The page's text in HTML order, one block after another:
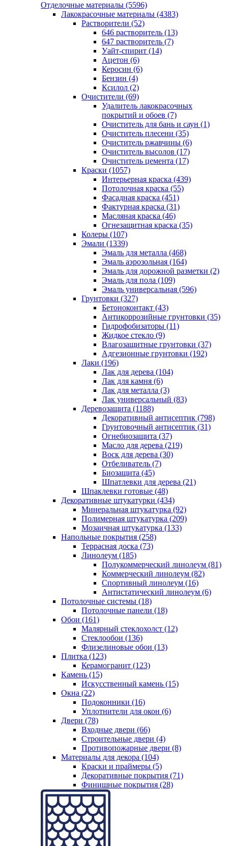
Отделочные материалы (5596)
Лакокрасочные материалы (4383)
Растворители (52)
646 растворитель (13)
647 растворитель (7)
Уайт-спирит (14)
Ацетон (6)
Керосин (6)
Бензин (4)
Ксилол (2)
Очистители (69)
Удалитель лакокрасочных
покрытий и обоев (7)
Очиститель для бань и саун (1)
Очиститель плесени (35)
Очиститель ржавчины (6)
Очиститель высолов (17)
Очиститель цемента (17)
Краски (1057)
Интерьерная краска (439)
Потолочная краска (55)
Фасадная краска (451)
Фактурная краска (31)
Масляная краска (46)
Огнезащитная краска (35)
Колеры (107)
Эмали (1339)
Эмаль для металла (468)
Эмаль аэрозольная (164)
Эмаль для дорожной разметки (2)
Эмаль для пола (109)
Эмаль универсальная (596)
Грунтовки (327)
Бетоноконтакт (43)
Антикоррозийные грунтовки (35)
Гидрофобизаторы (11)
Жидкое стекло (9)
Влагозащитные грунтовки (37)
Адгезионные грунтовки (192)
Лаки (196)
Лак для дерева (104)
Лак для камня (6)
Лак для металла (3)
Лак универсальный (83)
Деревозащита (1188)
Декоративный антисептик (798)
Грунтовочный антисептик (31)
Огнебиозащита (37)
Масло для дерева (219)
Воск для дерева (30)
Отбеливатель (7)
Биозащита (45)
Шпатлевки для дерева (21)
Шпаклевки готовые (48)
Декоративные штукатурки (434)
Минеральная штукатурка (92)
Полимерная штукатурка (209)
Мозаичная штукатурка (133)
Напольные покрытия (258)
Террасная доска (73)
Линолеум (185)
Полукоммерческий линолеум (81)
Коммерческий линолеум (82)
Спортивный линолеум (16)
Антистатический линолеум (6)
Потолочные системы (18)
Потолочные панели (18)
Обои (161)
Малярный стеклохолст (12)
Стеклообои (136)
Флизелиновые обои (13)
Плитка (123)
Керамогранит (123)
Камень (15)
Искусственный камень (15)
Окна (22)
Подоконники (16)
Уплотнители для окон (6)
Двери (78)
Входные двери (66)
Строительные двери (4)
Противопожарные двери (8)
Материалы для декора (104)
Краски и праймеры (5)
Декоративные покрытия (71)
Финишные покрытия (28)